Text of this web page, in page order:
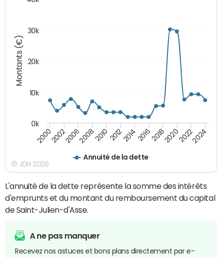
Montants (€)
Annuité de la dette
20002002200620082010 2012201420162018202020222024
0k
10k
20k
30k
© JDN 2026
L'annuité de la dette représente la somme des intérêts
d'emprunts et du montant du remboursement du capital
de Saint-Julien-d'Asse.
A ne pas manquer
Recevez nos astuces et bons plans directement par e-